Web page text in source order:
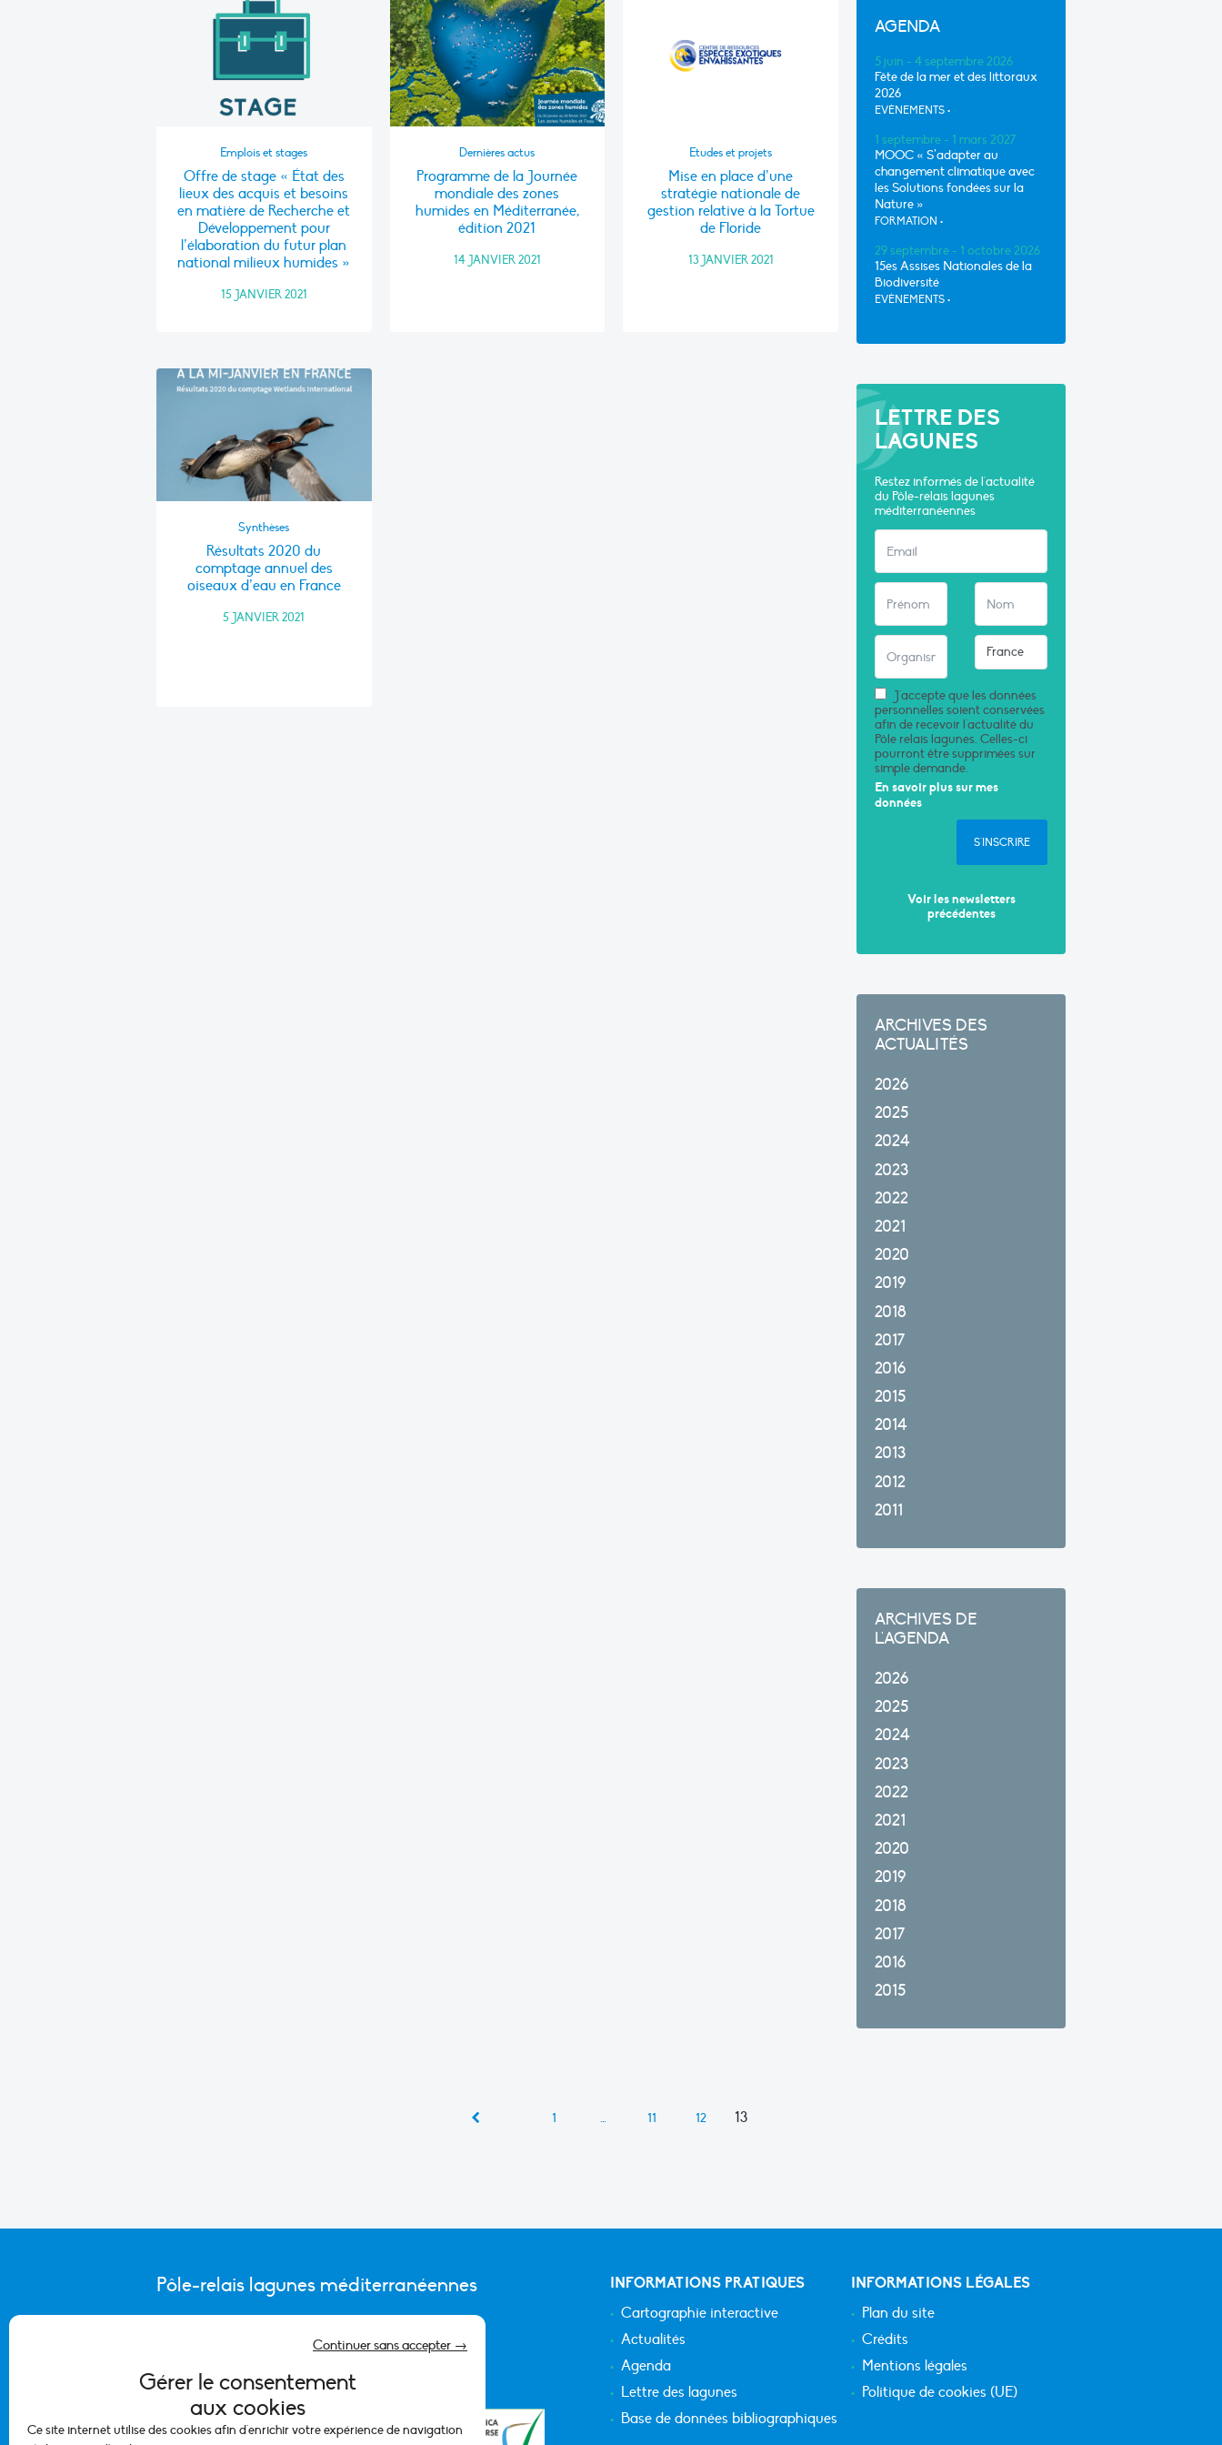
Gérer le consentement
aux cookies
Ce site internet utilise des cookies afin d'enrichir votre expérience de navigation
Continuer sans accepter →
Emplois et stages
Offre de stage « État des
lieux des acquis et besoins
en matière de Recherche et
Développement pour
l’élaboration du futur plan
national milieux humides »
15 JANVIER 2021
Dernières actus
Programme de la Journée
mondiale des zones
humides en Méditerranée,
édition 2021
14 JANVIER 2021
Etudes et projets
Mise en place d’une
stratégie nationale de
gestion relative à la Tortue
de Floride
13 JANVIER 2021
Synthèses
Résultats 2020 du
comptage annuel des
oiseaux d’eau en France
5 JANVIER 2021
AGENDA
5 juin - 4 septembre 2026
Fête de la mer et des littoraux
2026
EVÈNEMENTS •
1 septembre - 1 mars 2027
MOOC « S’adapter au
changement climatique avec
les Solutions fondées sur la
Nature »
FORMATION •
29 septembre - 1 octobre 2026
15es Assises Nationales de la
Biodiversité
EVÈNEMENTS •
LETTRE DES
LAGUNES
Restez informés de l'actualité
du Pôle-relais lagunes
méditerranéennes
J'accepte que les données
personnelles soient conservées
afin de recevoir l'actualité du
Pôle relais lagunes. Celles-ci
pourront être supprimées sur
simple demande.
En savoir plus sur mes
données
S'INSCRIRE
Voir les newsletters
précédentes
ARCHIVES DES
ACTUALITÉS
2026
2025
2024
2023
2022
2021
2020
2019
2018
2017
2016
2015
2014
2013
2012
2011
ARCHIVES DE
L'AGENDA
2026
2025
2024
2023
2022
2021
2020
2019
2018
2017
2016
2015
1 … 11 12 13
Pôle-relais lagunes méditerranéennes
CONTACTER L’ÉQUIPE DU PÔLE
INFORMATIONS PRATIQUES
Cartographie interactive
Actualités
Agenda
Lettre des lagunes
Base de données bibliographiques
INFORMATIONS LÉGALES
Plan du site
Crédits
Mentions légales
Politique de cookies (UE)